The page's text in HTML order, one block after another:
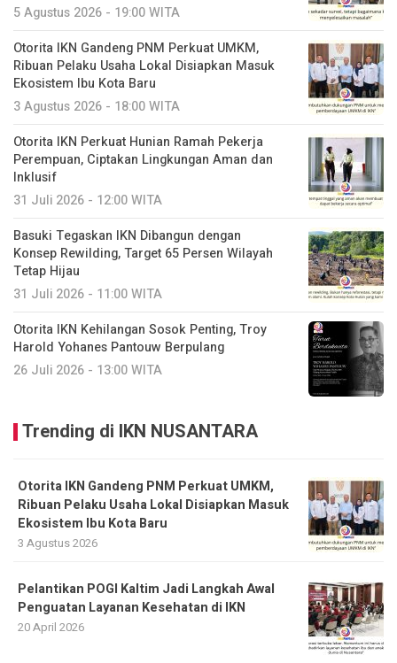
5 Agustus 2026 - 19:00 WITA
Otorita IKN Gandeng PNM Perkuat UMKM,
Ribuan Pelaku Usaha Lokal Disiapkan Masuk
Ekosistem Ibu Kota Baru
3 Agustus 2026 - 18:00 WITA
Otorita IKN Perkuat Hunian Ramah Pekerja
Perempuan, Ciptakan Lingkungan Aman dan
Inklusif
31 Juli 2026 - 12:00 WITA
Basuki Tegaskan IKN Dibangun dengan
Konsep Rewilding, Target 65 Persen Wilayah
Tetap Hijau
31 Juli 2026 - 11:00 WITA
Otorita IKN Kehilangan Sosok Penting, Troy
Harold Yohanes Pantouw Berpulang
26 Juli 2026 - 13:00 WITA
Trending di IKN NUSANTARA
Otorita IKN Gandeng PNM Perkuat UMKM,
Ribuan Pelaku Usaha Lokal Disiapkan Masuk
Ekosistem Ibu Kota Baru
3 Agustus 2026
Pelantikan POGI Kaltim Jadi Langkah Awal
Penguatan Layanan Kesehatan di IKN
20 April 2026